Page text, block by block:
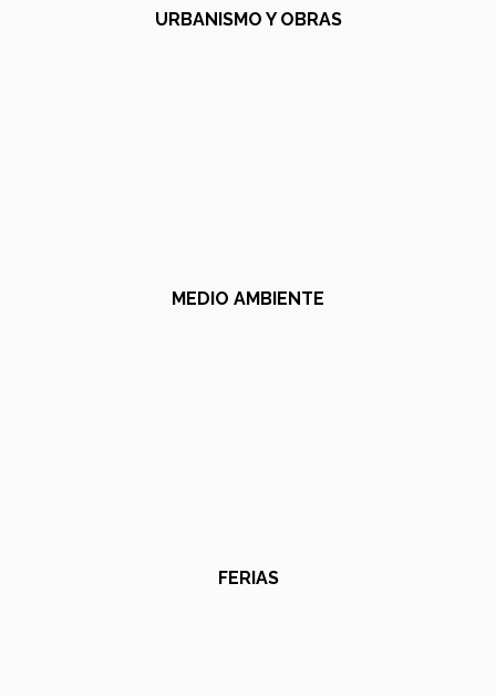
URBANISMO Y OBRAS
MEDIO AMBIENTE
FERIAS